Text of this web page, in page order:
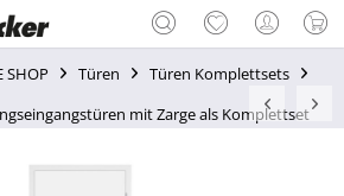
SHOP Türen
Türen Komplettsets
mit Zarge als Komplettset